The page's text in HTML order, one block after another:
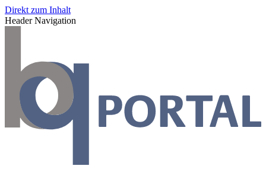
Direkt zum Inhalt
Header Navigation